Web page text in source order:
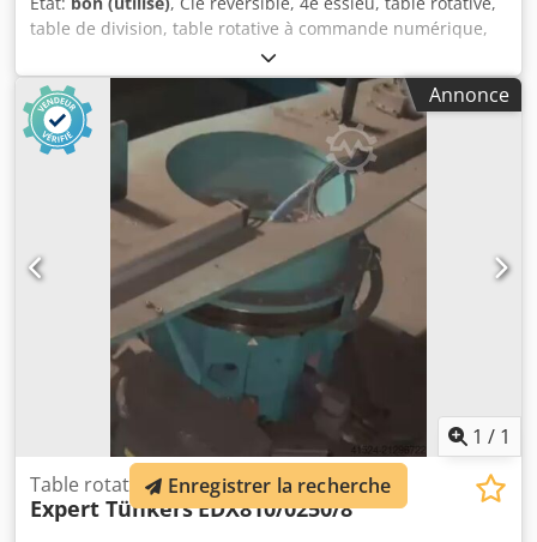
table de division, table rotative à commande numérique,
diviseur, tête de division, table à indexation continue,
accouplement tournant. - Fabricant : Fibro, table rotative
Fibroplan avec entraînement Crodpfx Ahjhvtcbohof - Type :
NC1.03.0340.1.1.04.04 - Diamètre de la table : 340 m -
Système de serrage : hydraulique - Entraînement :
servomoteur Indramat, type 112B-0-LD-4-C/180-A-
0/Wi533LX/S011 - Quantité : 2 tables rotatives disponibles
(dont 1 avec plaque de base) - Prix : par pièce - Dimensions
: 660/640/H550 mm (avec plaque de base) - Poids : 420 kg
(avec plaque de base) / pièce
Annonce
1 / 1
Table rotative d’indexation
Expert TünkersEDX810/0250/8
Enregistrer la recherche